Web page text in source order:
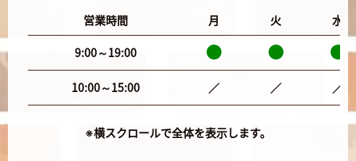
営業時間 月 火 水
9:00～19:00
10:00～15:00 ／ ／ ／
※横スクロールで全体を表示します。